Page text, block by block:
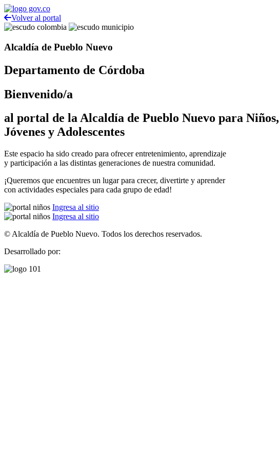
Volver al portal
Alcaldía de Pueblo Nuevo
Departamento de Córdoba
Bienvenido/a
al portal de la Alcaldía de Pueblo Nuevo para Niños,
Jóvenes y Adolescentes
Este espacio ha sido creado para ofrecer entretenimiento, aprendizaje
y participación a las distintas generaciones de nuestra comunidad.
¡Queremos que encuentres un lugar para crecer, divertirte y aprender
con actividades especiales para cada grupo de edad!
Ingresa al sitio
Ingresa al sitio
© Alcaldía de Pueblo Nuevo. Todos los derechos reservados.
Desarrollado por: